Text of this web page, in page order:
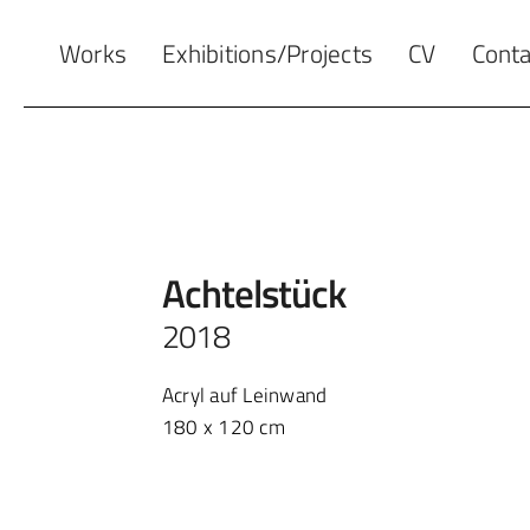
Works Exhibitions/Projects CV
Achtelstück
2018
Acryl auf Leinwand
180 x 120 cm